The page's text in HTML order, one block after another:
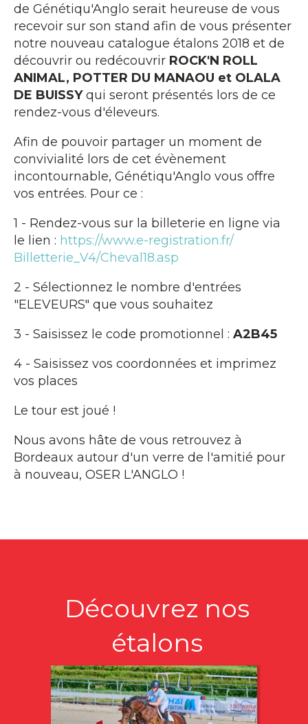
de Génétiqu'Anglo serait heureuse de vous
recevoir sur son stand afin de vous présenter
notre nouveau catalogue étalons 2018 et de
découvrir ou redécouvrir ROCK'N ROLL
ANIMAL, POTTER DU MANAOU et OLALA
DE BUISSYqui seront présentés lors de ce
rendez-vous d'éleveurs.
Afin de pouvoir partager un moment de
convivialité lors de cet évènement
incontournable, Génétiqu'Anglo vous offre
vos entrées. Pour ce :
1 - Rendez-vous sur la billeterie en ligne via
le lien : https://www.e-registration.fr/
Billetterie_V4/Cheval18.asp
2 - Sélectionnez le nombre d'entrées
"ELEVEURS" que vous souhaitez
3 - Saisissez le code promotionnel : A2B45
4 - Saisissez vos coordonnées et imprimez
vos places
Le tour est joué !
Nous avons hâte de vous retrouvez à
Bordeaux autour d'un verre de l'amitié pour
à nouveau, OSER L'ANGLO !
Découvrez nos
étalons